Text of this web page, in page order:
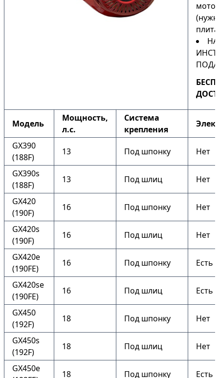
Модель
Мощность,
л.с.
Система
крепления
GX390
(188F)
13 Под шпонку Нет
GX390s
(188F)
13 Под шлиц Нет
GX420
(190F)
16 Под шпонку Нет
GX420s
(190F)
16 Под шлиц Нет
GX420e
(190FE)
16 Под шпонку Есть
GX420se
(190FE)
16 Под шлиц Есть
GX450
(192F)
18 Под шпонку Нет
GX450s
(192F)
18 Под шлиц Нет
GX450e
18 Под шпонку Есть